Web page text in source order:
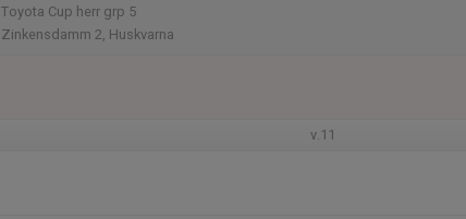
Toyota Cup herr grp 5
Zinkensdamm 2, Huskvarna
v.11